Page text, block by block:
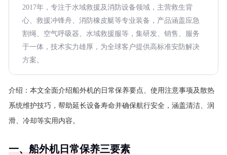
2017年，专注于水域救援及消防设备领域，主营救生背
心、救援冲锋舟、消防橡皮艇等专业装备，产品涵盖应急
割绳、空气呼吸器、水域救援服等，集研发、销售、服务
于一体，技术实力雄厚，为全球客户提供高标准安防解决
方案。
介绍： 本文全面介绍船外机的日常保养要点、使用注意事项及散热
系统维护技巧，帮助延长设备寿命并确保航行安全，涵盖清洁、润
滑、冷却等实用内容。
一、船外机日常保养三要素